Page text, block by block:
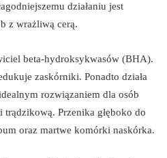
działaniu jest
z wrażliwą cerą.
beta-hydroksykwasów (BHA).
zaskórniki. Ponadto działa
rozwiązaniem dla osób
trądzikową. Przenika głęboko do
oraz martwe komórki naskórka.